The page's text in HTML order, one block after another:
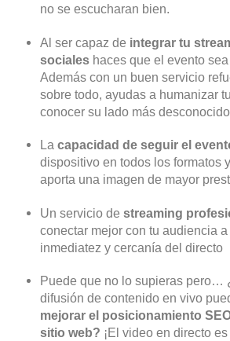
no se escucharan bien.
Al ser capaz de integrar tu
sociales haces que el evento
Además con un buen servicio
sobre todo, ayudas a humanizar
conocer su lado más
Lacapacidad de seguir el
dispositivo en todos los formatos
aporta una imagen de mayor
Un servicio destreaming
conectar mejor con tu audiencia
inmediatez y cercanía del directo
Puede que no lo supieras pero…
difusión de contenido en vivo
mejorar el posicionamiento
sitio web? ¡El video en directo